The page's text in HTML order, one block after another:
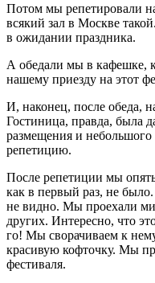
Потом мы репетировали
всякий зал в Москве
в ожидании праздника.
А обедали мы в кафешке,
нашему приезду на этот
И, наконец, после обеда,
Гостиница, правда, была
размещения и небольшого
репетицию.
После репетиции мы
как в первый раз, не
не видно. Мы проехали
других. Интересно, что
го! Мы сворачиваем к
красивую кофточку. Мы
фестиваля.